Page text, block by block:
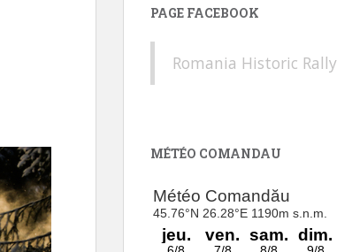
PAGE FACEBOOK
Romania Historic Rally
MÉTÉO COMANDAU